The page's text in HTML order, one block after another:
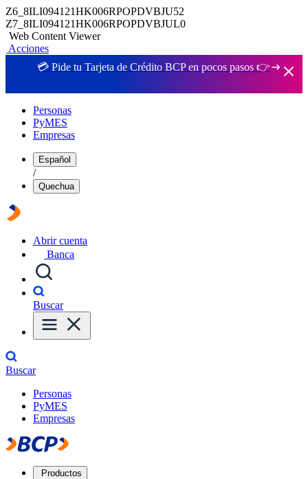
Z6_8ILI094121HK006RPOPDVBJU52
Z7_8ILI094121HK006RPOPDVBJUL0
Web Content Viewer
Acciones
💳 Pide tu Tarjeta de Crédito BCP en pocos pasos 👉
Personas
PyMES
Empresas
Español
/
Quechua
Abrir cuenta
Banca
Buscar
Buscar
Personas
PyMES
Empresas
Productos